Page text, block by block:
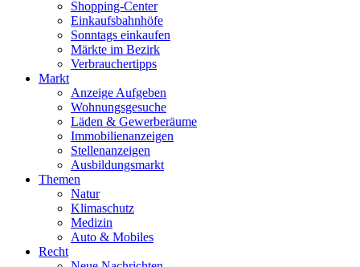
Shopping-Center
Einkaufsbahnhöfe
Sonntags einkaufen
Märkte im Bezirk
Verbrauchertipps
Markt
Anzeige Aufgeben
Wohnungsgesuche
Läden & Gewerberäume
Immobilienanzeigen
Stellenanzeigen
Ausbildungsmarkt
Themen
Natur
Klimaschutz
Medizin
Auto & Mobiles
Recht